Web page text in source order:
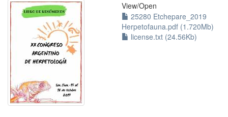
View/Open
25280 Etchepare_2019
Herpetofauna.pdf (1.720Mb)
license.txt (24.56Kb)